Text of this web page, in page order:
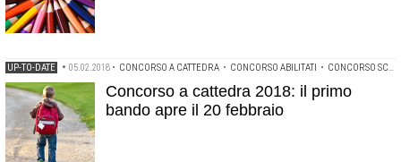
UP-TO-DATE • 05.02.2018 • CONCORSO A CATTEDRA • CONCORSO ABILITATI • CONCORSO SCUOLA 2018
Concorso a cattedra 2018: il primo
bando apre il 20 febbraio